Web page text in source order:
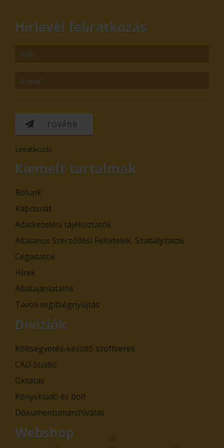
Hírlevél feliratkozás
TOVÁBB
Leiratkozás
Kiemelt tartalmak
Rólunk
Kapcsolat
Adatkezelési tájékoztatók
Általános Szerződési Feltételek, Szabályzatok
Cégadatok
Hírek
Állásajánlataink
Távoli segítségnyújtás
Divíziók
Költségvetés-készítő szoftverek
CAD Stúdió
Oktatás
Könyvkiadó és bolt
Dokumentumarchiválás
Webshop